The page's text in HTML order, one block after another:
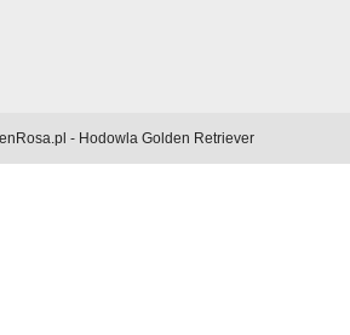
- Hodowla Golden Retriever